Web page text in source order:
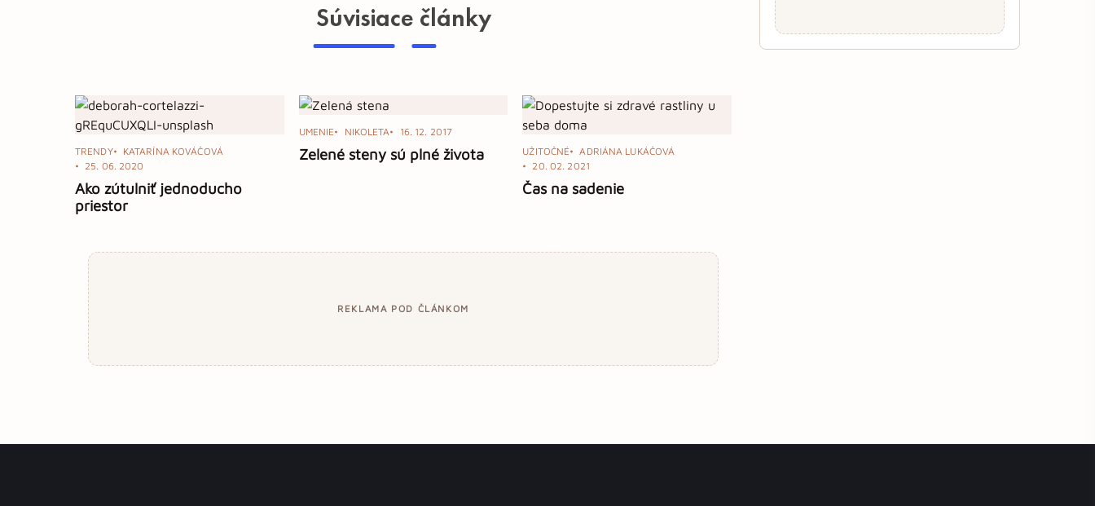
Súvisiace články
TRENDY
KATARÍNA KOVÁČOVÁ
25. 06. 2020
Ako zútulniť jednoducho
priestor
UMENIE NIKOLETA 16. 12. 2017
Zelené steny sú plné života UŽITOČNÉ
ADRIÁNA LUKÁČOVÁ
20. 02. 2021
Čas na sadenie
REKLAMA POD ČLÁNKOM